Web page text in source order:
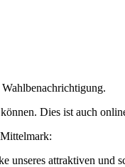
Dies ist auch
unseres attraktiven und